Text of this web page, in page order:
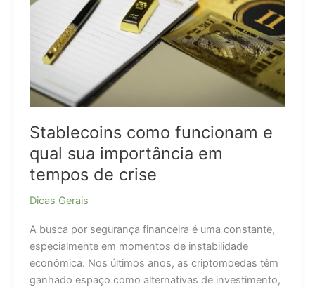
Stablecoins como funcionam e
qual sua importância em
tempos de crise
Dicas Gerais
A busca por segurança financeira é uma constante,
especialmente em momentos de instabilidade
econômica. Nos últimos anos, as criptomoedas têm
ganhado espaço como alternativas de investimento,